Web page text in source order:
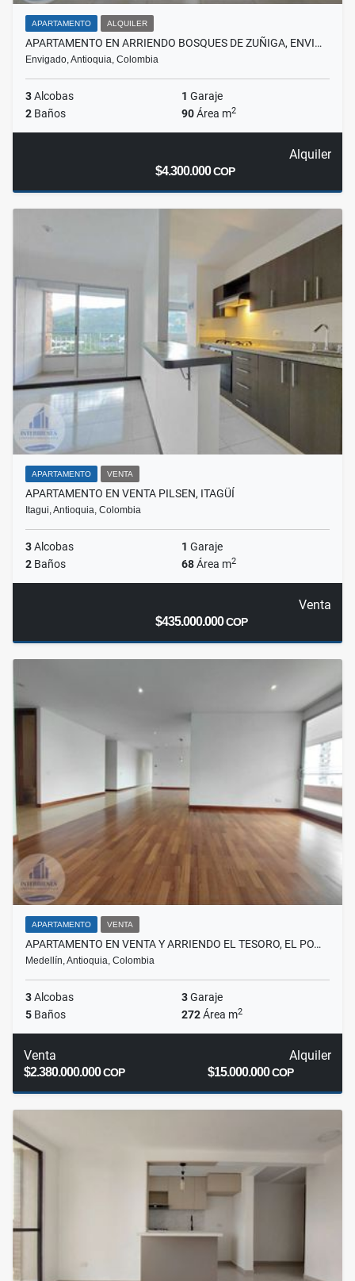
APARTAMENTO ALQUILER
APARTAMENTO EN ARRIENDO BOSQUES DE ZUÑIGA, ENVI…
Envigado, Antioquia, Colombia
3Alcobas 1 Garaje
2 Baños 90Área m2
Alquiler
$4.300.000COP
APARTAMENTO VENTA
APARTAMENTO EN VENTA PILSEN, ITAGÜÍ
Itagui, Antioquia, Colombia
3Alcobas 1 Garaje
2 Baños 68Área m2
Venta
$435.000.000COP
APARTAMENTO VENTA
APARTAMENTO EN VENTA Y ARRIENDO EL TESORO, EL PO…
Medellín, Antioquia, Colombia
3Alcobas 3Garaje
5 Baños 272Área m2
Venta
$2.380.000.000COP
Alquiler
$15.000.000COP